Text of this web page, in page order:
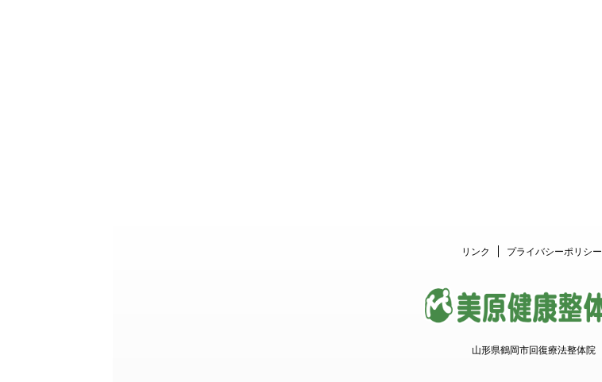
リンク プライバシーポリシー
山形県鶴岡市回復療法整体院